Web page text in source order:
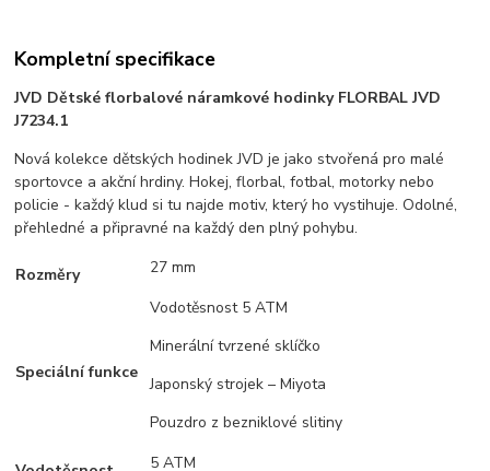
Kompletní specifikace
JVD Dětské florbalové náramkové hodinky FLORBAL JVD
J7234.1
Nová kolekce dětských hodinek JVD je jako stvořená pro malé
sportovce a akční hrdiny. Hokej, florbal, fotbal, motorky nebo
policie - každý klud si tu najde motiv, který ho vystihuje. Odolné,
přehledné a připravné na každý den plný pohybu.
Rozměry 27 mm
Speciální funkce
Vodotěsnost 5 ATM
Minerální tvrzené sklíčko
Japonský strojek – Miyota
Pouzdro z bezniklové slitiny
5 ATM